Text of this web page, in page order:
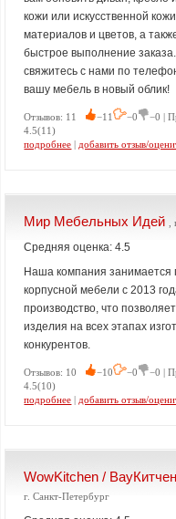
кожи или искусственной
материалов и цветов, а
быстрое выполнение
свяжитесь с нами по
вашу мебель в новый облик!
Отзывов: 11 −11 −0
−0 |
4.5(11)
подробнее | добавить отзыв/
Мир Мебельных Идей
Средняя оценка: 4.5
Наша компания занимается
корпусной мебели с 2013
производство, что
изделия на всех этапах
конкурентов.
Отзывов: 10 −10 −0
−0 |
4.5(10)
подробнее | добавить отзыв/
WowKitchen /
г. Санкт-Петербург